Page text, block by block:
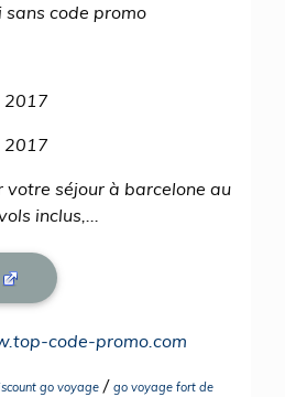
sans code promo
2017
2017
votre séjour à barcelone au
inclus,...
code-promo.com
go voyage / go voyage fort de